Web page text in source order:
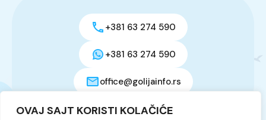
OVAJ SAJT KORISTI KOLAČIĆE
+381 63 274 590
+381 63 274 590
office@golijainfo.rs